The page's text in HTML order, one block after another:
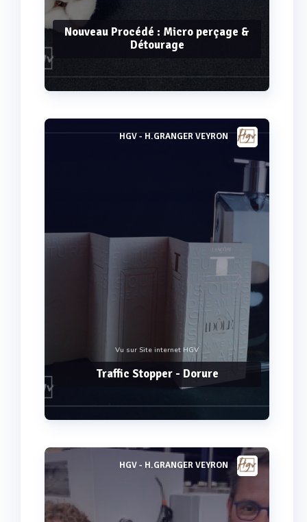
Nouveau Procédé : Micro perçage &
Détourage
Voir plus
HGV - H.GRANGER VEYRON
Vu sur Site internet HGV
Traffic Stopper - Dorure
Voir plus
HGV - H.GRANGER VEYRON